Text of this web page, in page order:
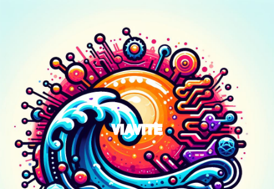
VIAVITE